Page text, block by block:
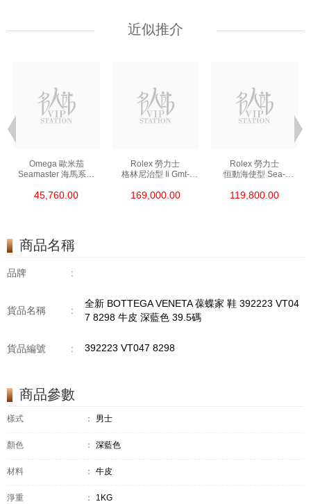
近似推介
Omega 歐米茄
Seamaster 海馬系列
精鋼 Nekton Edition
45,760.00
Rolex 勞力士
格林尼治型 Ii Gmt-
0002 18kt玫瑰金/鋼
169,000.00
Rolex 勞力士
恒動海使型 Sea-
精鋼 單紅
119,800.00
商品名稱
品牌 :
貨品名稱 :
全新 BOTTEGA VENETA 葆蝶家 鞋 392223 VT04
7 8298 牛皮 深藍色 39.5碼
貨品編號 : 392223 VT047 8298
商品參數
樣式 ： 男士
顏色 ： 深藍色
材料 ： 牛皮
淨重 ： 1KG